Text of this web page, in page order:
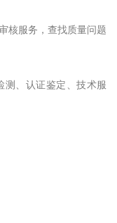
核服务，查找质量问题
测、认证鉴定、技术服